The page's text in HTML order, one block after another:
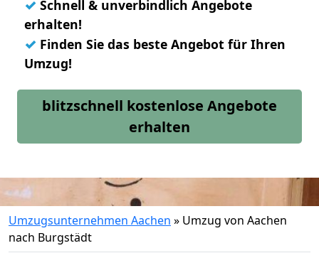
✓ Schnell & unverbindlich Angebote
erhalten!
✓ Finden Sie das beste Angebot für Ihren
Umzug!
blitzschnell kostenlose Angebote
erhalten
Umzugsunternehmen Aachen » Umzug von Aachen
nach Burgstädt